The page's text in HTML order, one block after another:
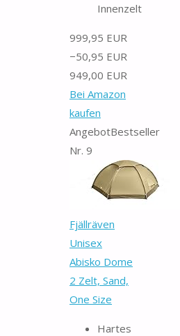
Innenzelt
999,95 EUR
−50,95 EUR
949,00 EUR
Bei Amazon
kaufen
AngebotBestseller
Nr. 9
Fjällräven
Unisex
Abisko Dome
2 Zelt, Sand,
One Size
Hartes